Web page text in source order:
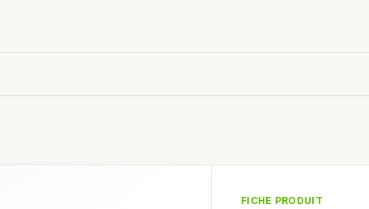
FICHE PRODUIT